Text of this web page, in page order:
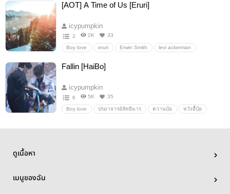
Fushiguro Megumi สุคุฟุชิ Boy love
[AOT] A Time of Us [Eruri]
icypumpkin
2 2K 33
Boy love eruri Erwin Smith levi ackerman
วายสเตชั่น
Fallin [HaiBo]
icypumpkin
6 5K 35
Boy love ปรมาจารย์ลัทธิมาร ควานป๋อ หวังอี้ป๋อ
ดูเนื้อหา
เมนูของฉัน